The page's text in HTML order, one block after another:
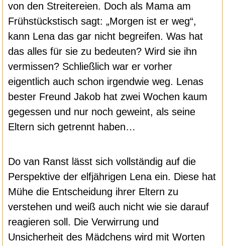
von den Streitereien. Doch als Mama am
Frühstückstisch sagt: „Morgen ist er weg“,
kann Lena das gar nicht begreifen. Was hat
das alles für sie zu bedeuten? Wird sie ihn
vermissen? Schließlich war er vorher
eigentlich auch schon irgendwie weg. Lenas
bester Freund Jakob hat zwei Wochen kaum
gegessen und nur noch geweint, als seine
Eltern sich getrennt haben…
Do van Ranst lässt sich vollständig auf die
Perspektive der elfjährigen Lena ein. Diese hat
Mühe die Entscheidung ihrer Eltern zu
verstehen und weiß auch nicht wie sie darauf
reagieren soll. Die Verwirrung und
Unsicherheit des Mädchens wird mit Worten